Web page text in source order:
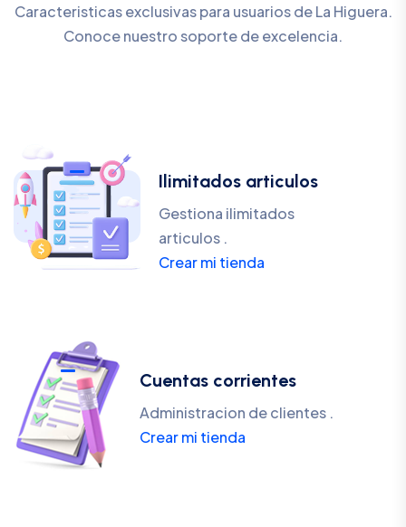
Caracteristicas exclusivas para usuarios de La Higuera.
Conoce nuestro soporte de excelencia.
Ilimitados articulos
Gestiona ilimitados
articulos .
Crear mi tienda
Cuentas corrientes
Administracion de clientes .
Crear mi tienda